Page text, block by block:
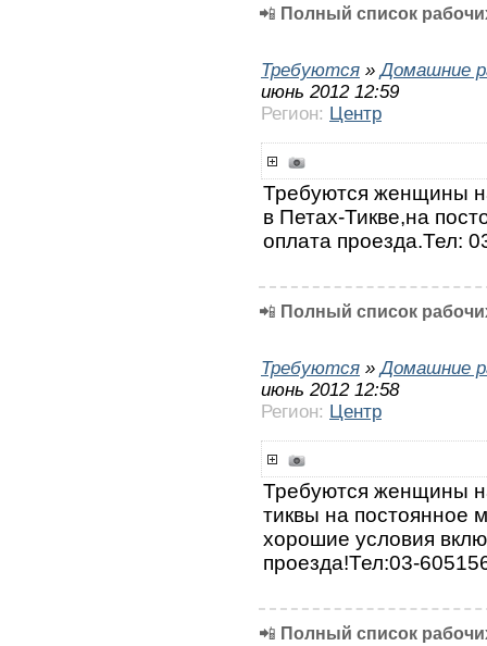
📲 Полный список
Требуются »Домашние
июнь 2012 12:59
Регион: Центр
Требуются женщины
в Петах-Тикве,на
оплата проезда.Тел:
📲 Полный список
Требуются »Домашние
июнь 2012 12:58
Регион: Центр
Требуются женщины
тиквы на постоянное
хорошие условия
проезда!Тел:03-
📲 Полный список